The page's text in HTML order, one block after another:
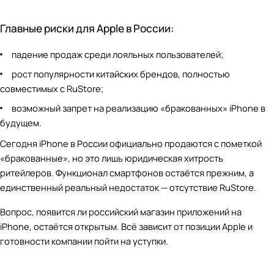
Главные риски для Apple в России:
падение продаж среди лояльных пользователей;
рост популярности китайских брендов, полностью
совместимых с RuStore;
возможный запрет на реализацию «бракованных» iPhone в
будущем.
Сегодня iPhone в России официально продаются с пометкой
«бракованные», но это лишь юридическая хитрость
ритейлеров. Функционал смартфонов остаётся прежним, а
единственный реальный недостаток — отсутствие RuStore.
Вопрос, появится ли российский магазин приложений на
iPhone, остаётся открытым. Всё зависит от позиции Apple и
готовности компании пойти на уступки.